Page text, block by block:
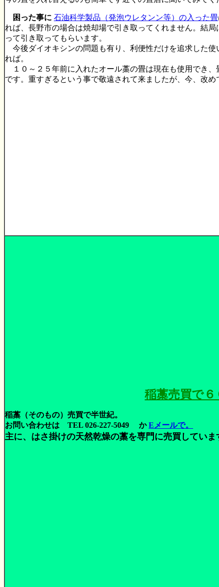
困った事に 石油科学製品（発泡ウレタンン等）の入った畳
れば、長野市の場合は焼却場で引き取ってくれません。結
って引き取ってもらいます。
今後ダイオキシンの問題も有り、利便性だけを追求した
れば。
１０～２５年前に入れたオール藁の畳は現在も使用でき
です。重すぎるという事で敬遠されて来ましたが、今、改
稲藁売
稲藁（そのもの）売買で半世紀。
お問い合わせは TEL 026-227-5049 かEメールで。
主に、はさ掛けの天然乾燥の藁を専門に売買していま